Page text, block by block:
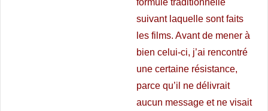
formule traditionnelle
suivant laquelle sont faits
les films. Avant de mener à
bien celui-ci, j’ai rencontré
une certaine résistance,
parce qu’il ne délivrait
aucun message et ne visait